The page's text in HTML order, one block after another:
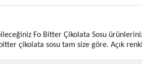
Fo Bitter Çikolata Sosu
çikolata sosu tam size göre. Açık